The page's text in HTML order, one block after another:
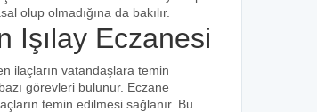
olup olmadığına da bakılır.
Işılay Eczanesi
ilaçların vatandaşlara temin
görevleri bulunur. Eczane
temin edilmesi sağlanır. Bu